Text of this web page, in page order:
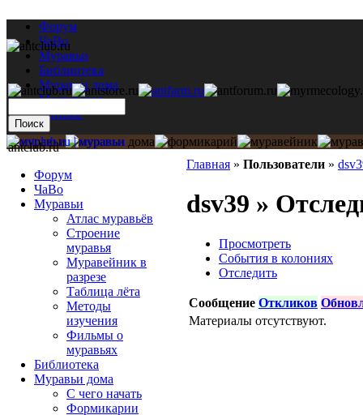
Форум
ЧаВо
Муравьи
Библиотека
Муравьи дома
Мастерская
Каталог
Главная » Пользователи »
dsv39 »
Просмотреть
События в колониях
Отследить
Сообщение Откликов
Материалы отсутствуют.
antclub.ru
Форум
ЧаВо
Муравьи
Атлас муравьёв
Строение
муравья
Муравейник в
разрезе
Таблица лёта
Методы
изучения
Фильмы о
муравьях
Библиотека
Муравьи дома
С чего начать
Формикарии